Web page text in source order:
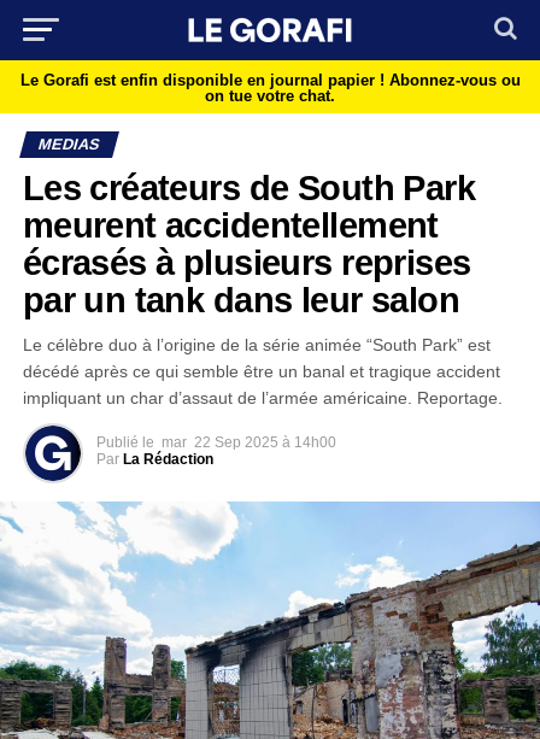
Le Gorafi est enfin disponible en journal papier ! Abonnez-vous ou
on tue votre chat.
MEDIAS
Les créateurs de South Park
meurent accidentellement
écrasés à plusieurs reprises
par un tank dans leur salon
Le célèbre duo à l’origine de la série animée “South Park” est
décédé après ce qui semble être un banal et tragique accident
impliquant un char d’assaut de l’armée américaine. Reportage.
Publié le mar 22 Sep 2025 à 14h00
Par La Rédaction